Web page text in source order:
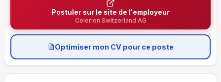
Postuler sur le site de l'employeur
Celerion Switzerland AG
Optimiser mon CV pour ce poste